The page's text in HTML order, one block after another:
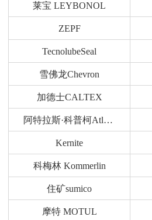
莱宝 LEYBONOL
ZEPF
TecnolubeSeal
雪佛龙Chevron
加德士CALTEX
阿特拉斯·科普柯Atlas Copco
Kernite
科梅林 Kommerlin
住矿sumico
摩特 MOTUL